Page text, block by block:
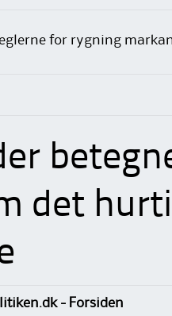
for rygning
det
- Forsiden